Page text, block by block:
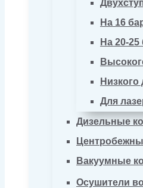
На 16
На 20-25
Низкого
Для
Дизельные
Вакуумные
Осушители